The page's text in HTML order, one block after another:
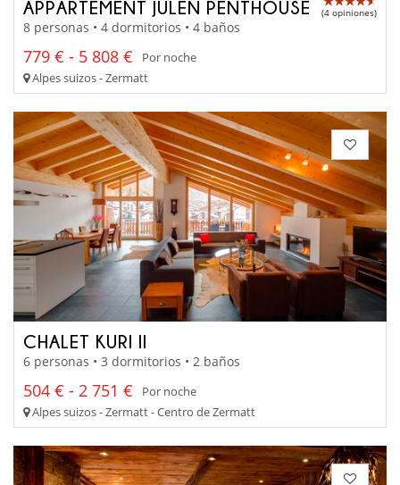
APPARTEMENT JULEN PENTHOUSE (4 opiniones)
8 personas • 4 dormitorios • 4 baños
779 € - 5 808 €
Por noche
Alpes suizos - Zermatt
CHALET KURI II
6 personas • 3 dormitorios • 2 baños
504 € - 2 751 €
Por noche
Alpes suizos - Zermatt - Centro de Zermatt